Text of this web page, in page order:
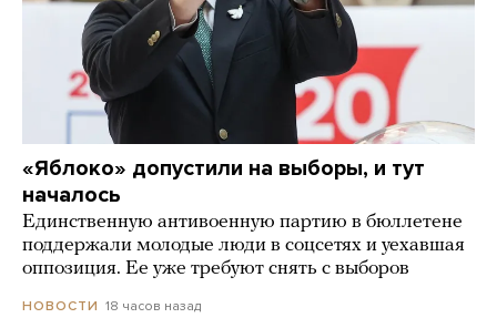
«Яблоко» допустили на выборы, и тут
началось
Единственную антивоенную партию в бюллетене
поддержали молодые люди в соцсетях и уехавшая
оппозиция. Ее уже требуют снять с выборов
НОВОСТИ 18 часов назад